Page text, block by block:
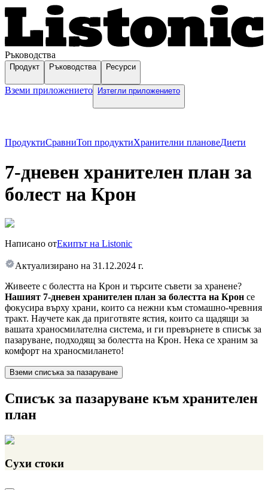
Ръководства
Продукт Ръководства Ресурси
Вземи приложението Изтегли приложението
ПродуктиСравниТоп продуктиХранителни плановеДиети
7-дневен хранителен план за
болест на Крон
Написано отЕкипът на Listonic
Актуализирано на 31.12.2024 г.
Живеете с болестта на Крон и търсите съвети за хранене?
Нашият 7-дневен хранителен план за болестта на Крон се
фокусира върху храни, които са нежни към стомашно-чревния
тракт. Научете как да приготвяте ястия, които са щадящи за
вашата храносмилателна система, и ги превърнете в списък за
пазаруване, подходящ за болестта на Крон. Нека се храним за
комфорт на храносмилането!
Вземи списъка за пазаруване
Списък за пазаруване към хранителен
план
Сухи стоки